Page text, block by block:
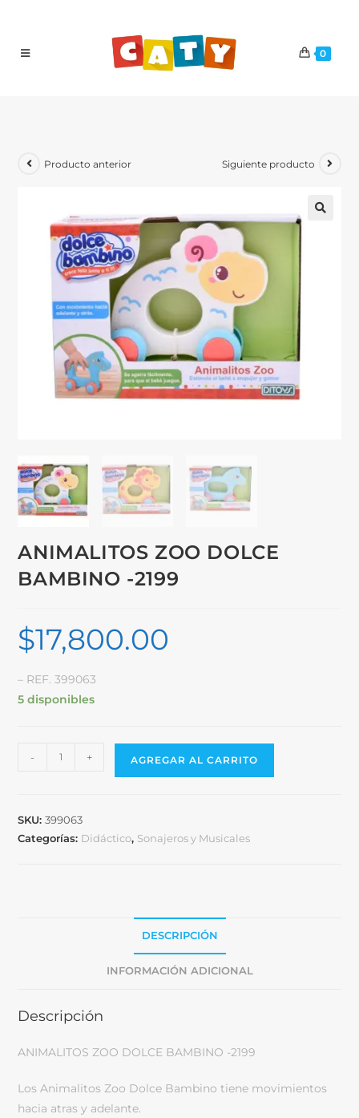
0
Producto anterior Siguiente producto
ANIMALITOS ZOO DOLCE
BAMBINO -2199
$17,800.00
– REF. 399063
5 disponibles
- + AGREGAR AL CARRITO
SKU:399063
Categorías: Didáctico, Sonajeros y Musicales
DESCRIPCIÓN
INFORMACIÓN ADICIONAL
Descripción
ANIMALITOS ZOO DOLCE BAMBINO -2199
Los Animalitos Zoo Dolce Bambino tiene movimientos
hacia atras y adelante.